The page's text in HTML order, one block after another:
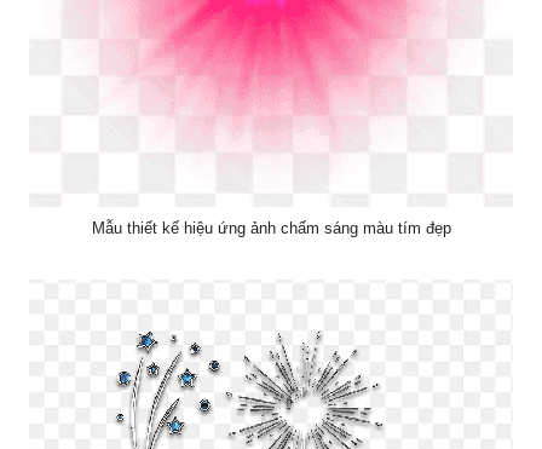
Mẫu thiết kế hiệu ứng ảnh chấm sáng màu tím đẹp